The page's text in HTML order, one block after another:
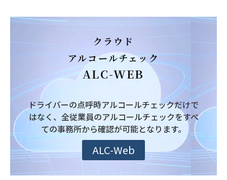
クラウド
アルコールチェック
ALC-WEB
ドライバーの点呼時アルコールチェックだけで
はなく、全従業員のアルコールチェックをすべ
ての事務所から確認が可能となります。
ALC-Web